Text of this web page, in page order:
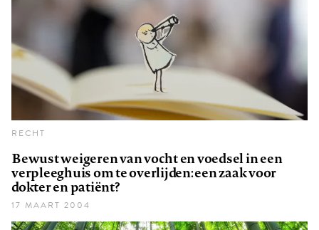
RECHT
Bewust weigeren van vocht en voedsel in een
verpleeghuis om te overlijden: een zaak voor
dokter en patiënt?
17 MAART 2004